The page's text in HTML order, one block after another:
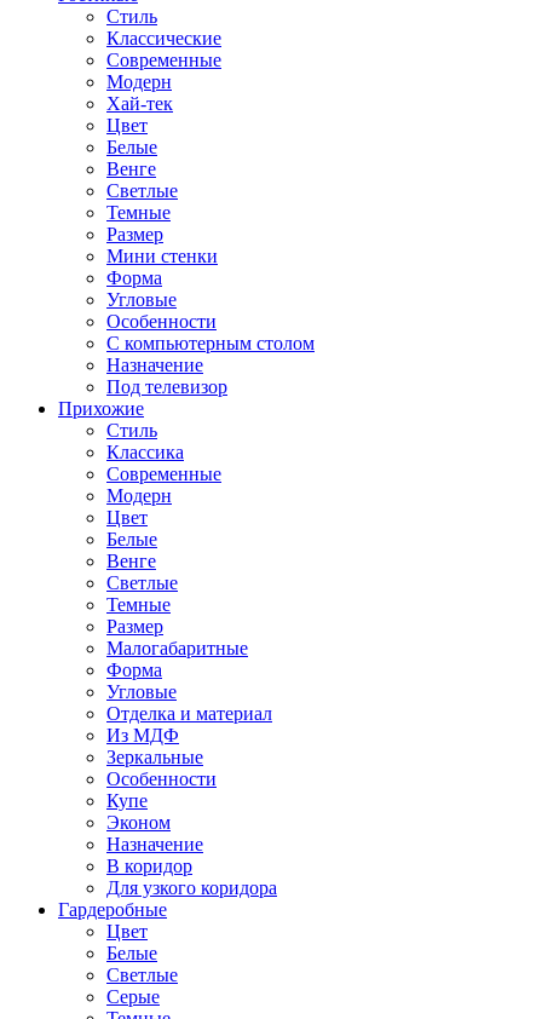
Стиль
Классические
Современные
Модерн
Хай-тек
Цвет
Белые
Венге
Светлые
Темные
Размер
Мини стенки
Форма
Угловые
Особенности
С компьютерным столом
Назначение
Под телевизор
Прихожие
Стиль
Классика
Современные
Модерн
Цвет
Белые
Венге
Светлые
Темные
Размер
Малогабаритные
Форма
Угловые
Отделка и материал
Из МДФ
Зеркальные
Особенности
Купе
Эконом
Назначение
В коридор
Для узкого коридора
Гардеробные
Цвет
Белые
Светлые
Серые